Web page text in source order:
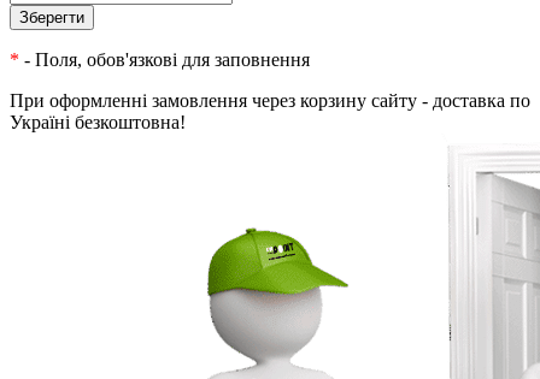
* - Поля, обов'язкові для заповнення
При оформленні замовлення через корзину сайту - доставка по
Україні безкоштовна!